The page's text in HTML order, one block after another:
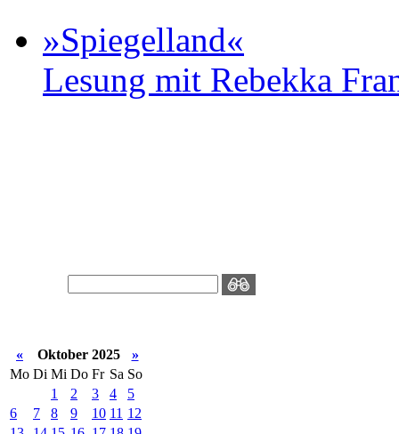
»Spiegelland«
Lesung mit Rebekka
« Oktober 2025
»
Mo Di Mi Do Fr Sa So
1
2 3 4
5
6
7 8 9 10 11 12